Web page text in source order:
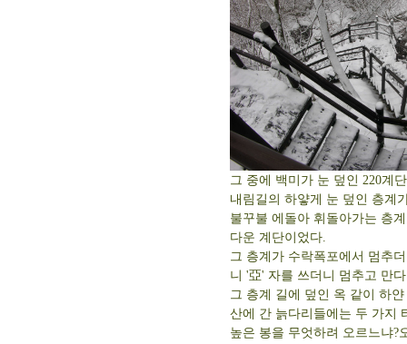
그 중에 백미가 눈 덮인 220계
내림길의 하얗게 눈 덮인 층계
불꾸불 에돌아 휘돌아가는 층
다운 계단이었다.
그 층계가 수락폭포에서 멈추
니 '亞' 자를 쓰더니 멈추고 만
그 층계 길에 덮인 옥 같이 하
산에 간 늙다리들에는 두 가지
높은 봉을 무엇하려 오르느냐?